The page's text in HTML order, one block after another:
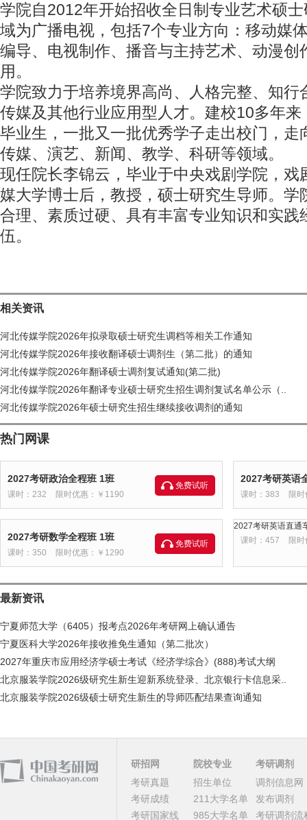
学院自2012年开始招收全日制专业艺术硕
域为广播电视，包括7个专业方向：移动媒
编导、电视制作、播音与主持艺术、动漫创
用。
学院致力于培养境界高尚、人格完整、知行
传媒及其他行业应用型人才。建校10多年
毕业生，一批又一批优秀学子走出校门，走
传媒、演艺、新闻、教学、科研等领域。
现任院长李锦云，毕业于中央戏剧学院，戏
媒大学博士后，教授，硕士研究生导师。学
合理、素质过硬、具有丰富专业知识和实践
伍。
相关资讯
河北传媒学院2026年拟录取硕士研究生调档等相关工作通知
河北传媒学院2026年接收翻译硕士调剂生（第二批）的通知
河北传媒学院2026年翻译硕士调剂复试通知(第二批)
河北传媒学院2026年翻译专业硕士研究生招生调剂复试名单公示（..
河北传媒学院2026年硕士研究生招生继续接收调剂的通知
热门网课
2027考研政治全程班 1班
课时：232 限时优惠：￥1190
免费试听
2027考研英语
课时：383 限
2027考研数学全程班 1班
课时：350 限时优惠：￥1290
免费试听
2027考研英语直通
课时：457
限
最新资讯
宁夏师范大学（6405）报考点2026年考研网上确认通告
宁夏医科大学2026年接收推免生通知（第二批次）
2027年重庆市应用经济学硕士考试《经济学综合》(888)考试大纲
北京服装学院2026级研究生新生迎新系统登录、北京银行卡信息采..
北京服装学院2026级硕士研究生新生的导师匹配结果查询通知
研招网
考研真题
考研成绩
考研国家线
院校专业
招生单位
211大学名单
985大学名单
考研调剂
调剂信息网
发布调剂
考研调剂流